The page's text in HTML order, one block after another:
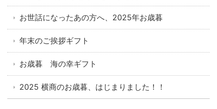
お世話になったあの方へ、2025年お歳暮
年末のご挨拶ギフト
お歳暮 海の幸ギフト
2025 横商のお歳暮、はじまりました！！